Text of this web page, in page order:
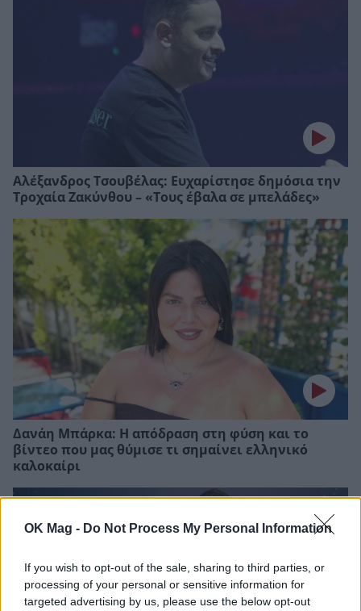
OK Mag - Do Not Process My Personal Information
If you wish to opt-out of the sale, sharing to third parties, or
processing of your personal or sensitive information for
targeted advertising by us, please use the below opt-out
Αλέξανδρος Τσουβέλας: Ευχαρίστησε δημόσια την
Τροχαία Ζακύνθου – «Τους έβαλα σε μπελάδες»
Δανάη Μπάρκα: Η απόδραση στη φύση και το
βίντεο που μας θύμισε τι σημαίνει ελληνικό
καλοκαίρι